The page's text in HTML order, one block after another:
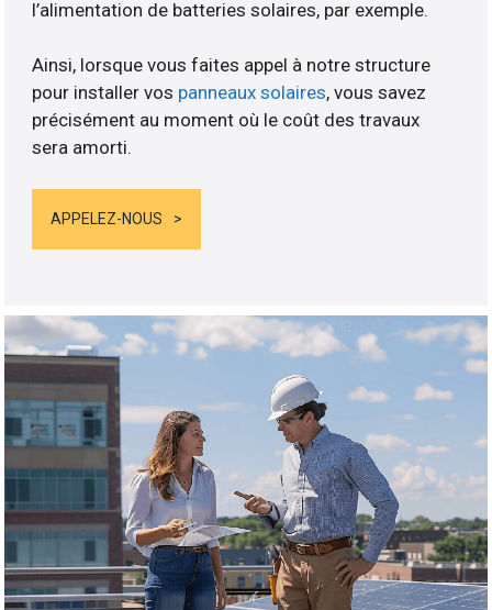
l’alimentation de batteries solaires, par exemple.
Ainsi, lorsque vous faites appel à notre structure
pour installer vos panneaux solaires, vous savez
précisément au moment où le coût des travaux
sera amorti.
APPELEZ-NOUS